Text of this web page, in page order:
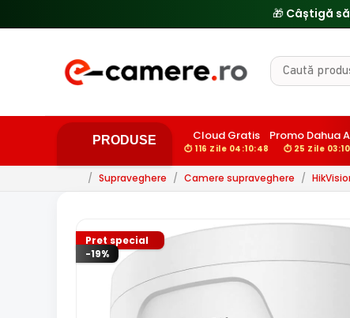
PRODUSE Cloud Gratis
⏱ 116 Zile 04:10:47
Promo Dahua
⏱ 25 Zile
/ Supraveghere / Camere supraveghere /
Pret special
-19%